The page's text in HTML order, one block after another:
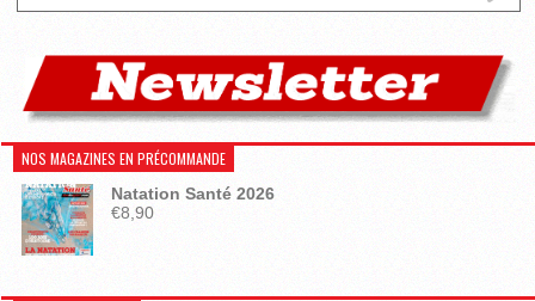
NOS MAGAZINES EN PRÉCOMMANDE
Natation Santé 2026
€8,90